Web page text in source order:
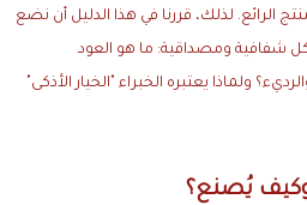
الرائع. لذلك، قررنا في هذا الدليل أن نضع
شفافية ومصداقية: ما هو العود
ولماذا يعتبره الخبراء "الخيار الأذكى"
يُصنع؟